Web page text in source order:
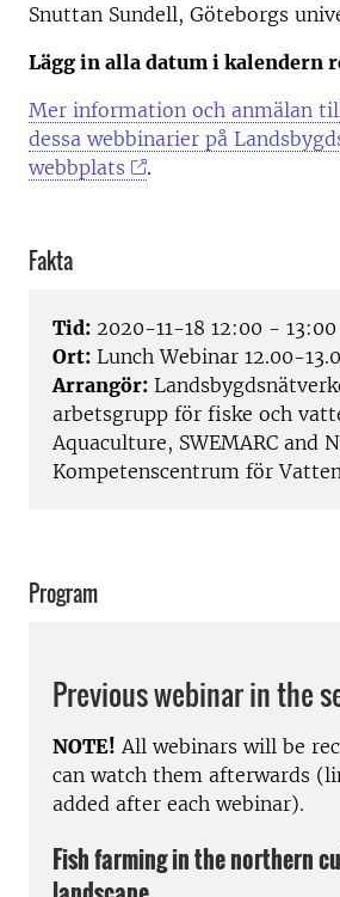
Snuttan Sundell, Göteborgs
Lägg in alla datum i kalendern
Mer information och anmälan
dessa webbinarier på
webbplats
.
Fakta
Tid: 2020-11-18 12:00 - 13:00
Ort: Lunch Webinar 12.00-
Arrangör:
arbetsgrupp för fiske och
Aquaculture, SWEMARC and
Kompetenscentrum för
Program
Previous webinar in the
NOTE! All webinars will be
can watch them afterwards
added after each webinar).
Fish farming in the northern